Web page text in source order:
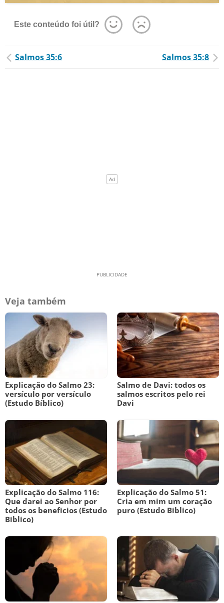
Este conteúdo foi útil?
Salmos 35:6 Salmos 35:8
Veja também
Explicação do Salmo 23:
versículo por versículo
(Estudo Bíblico)
Salmo de Davi: todos os
salmos escritos pelo rei
Davi
Explicação do Salmo 116:
Que darei ao Senhor por
todos os benefícios (Estudo
Bíblico)
Explicação do Salmo 51:
Cria em mim um coração
puro (Estudo Bíblico)